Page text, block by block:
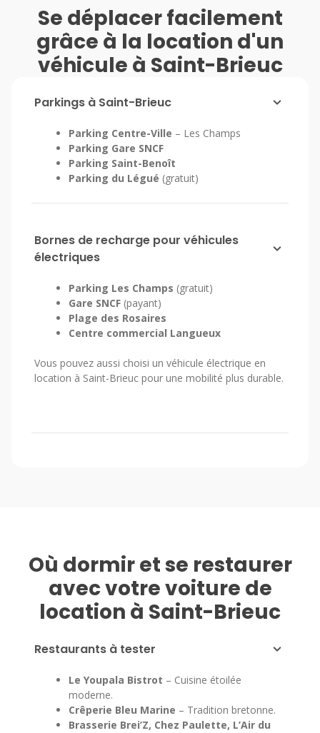
Se déplacer facilement
grâce à la location d'un
véhicule à Saint-Brieuc
Parkings à Saint-Brieuc
Parking Centre-Ville – Les Champs
Parking Gare SNCF
Parking Saint-Benoît
Parking du Légué (gratuit)
Bornes de recharge pour véhicules
électriques
Parking Les Champs (gratuit)
Gare SNCF (payant)
Plage des Rosaires
Centre commercial Langueux
Vous pouvez aussi choisi un véhicule électrique en
location à Saint-Brieuc pour une mobilité plus durable.
Où dormir et se restaurer
avec votre voiture de
location à Saint-Brieuc
Restaurants à tester
Le Youpala Bistrot – Cuisine étoilée
moderne.
Crêperie Bleu Marine – Tradition bretonne.
Brasserie Brei’Z, Chez Paulette, L’Air du